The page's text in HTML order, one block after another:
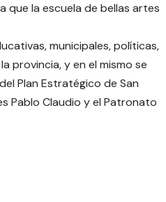
que la escuela de bellas artes
municipales, políticas,
provincia, y en el mismo se
Plan Estratégico de San
Pablo Claudio y el Patronato